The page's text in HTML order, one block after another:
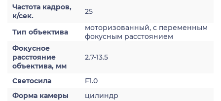
Частота кадров,
к/сек.
25
Тип объектива
моторизованный, с переменным
фокусным расстоянием
Фокусное
расстояние
объектива, мм
2.7-13.5
Светосила
F1.0
Форма камеры
цилиндр